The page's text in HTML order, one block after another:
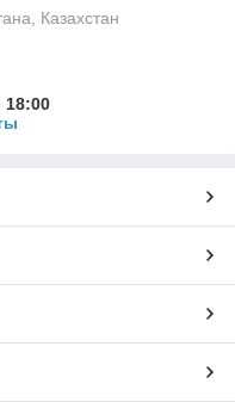
Казахстан
18:00